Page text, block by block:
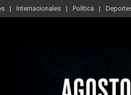
Internacionales Política